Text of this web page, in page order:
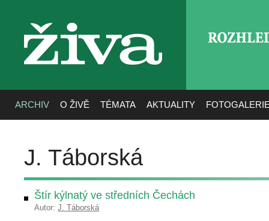
živa
ARCHIV O ŽIVĚ TÉMATA AKTUALITY
J. Táborská
Štír kýlnatý ve středních Čechách
Autor: J. Táborská